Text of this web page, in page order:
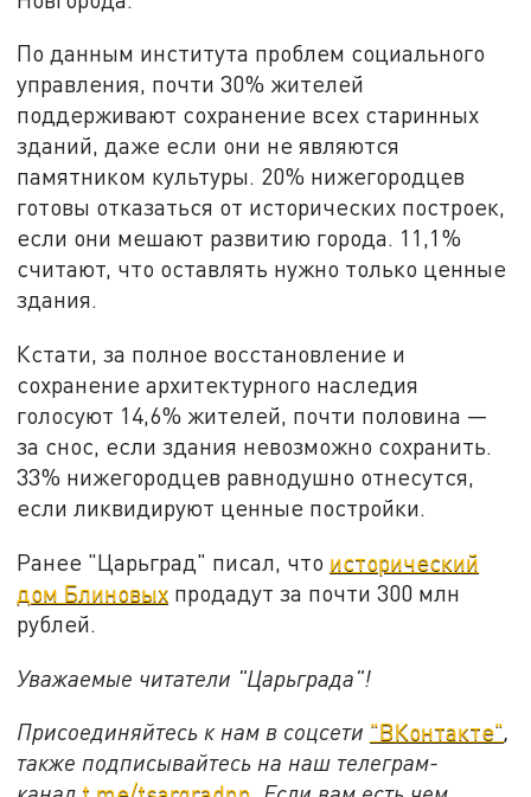
По данным института проблем социального
управления, почти 30% жителей
поддерживают сохранение всех старинных
зданий, даже если они не являются
памятником культуры. 20% нижегородцев
готовы отказаться от исторических построек,
если они мешают развитию города. 11,1%
считают, что оставлять нужно только ценные
здания.
Кстати, за полное восстановление и
сохранение архитектурного наследия
голосуют 14,6% жителей, почти половина —
за снос, если здания невозможно сохранить.
33% нижегородцев равнодушно отнесутся,
если ликвидируют ценные постройки.
Ранее "Царьград" писал, что исторический
дом Блиновых продадут за почти 300 млн
рублей.
Уважаемые читатели "Царьграда"!
Присоединяйтесь к нам в соцсети "ВКонтакте",
также подписывайтесь на наш телеграм-